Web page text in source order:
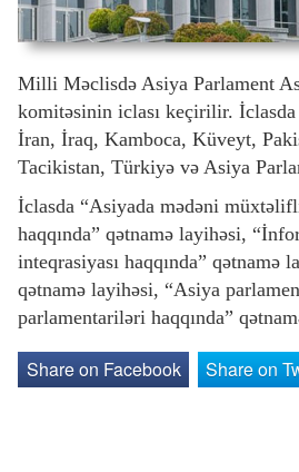
Milli Məclisdə Asiya Parlament
komitəsinin iclası keçirilir.
İran, İraq, Kamboca, Küveyt,
Tacikistan, Türkiyə və Asiya
İclasda “Asiyada mədəni
haqqında” qətnamə layihəsi,
inteqrasiyası haqqında” qətnamə
qətnamə layihəsi, “Asiya
parlamentariləri haqqında”
Share on Facebook Share on